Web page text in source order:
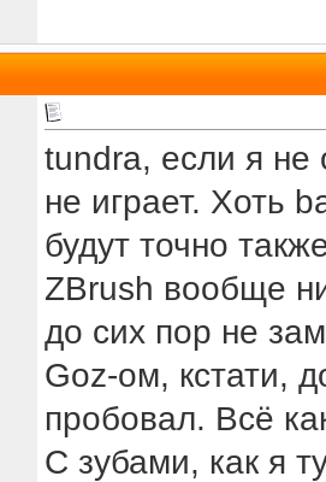
tundra, если я
не играет. Хоть
будут точно
ZBrush вообще
до сих пор не
Goz-ом, кстати,
пробовал. Всё
С зубами, как я